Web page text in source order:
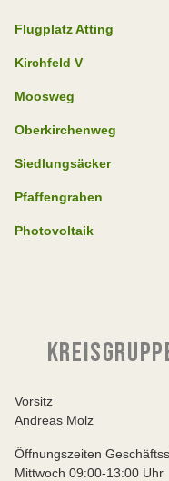
Flugplatz Atting
Kirchfeld V
Moosweg
Oberkirchenweg
Siedlungsäcker
Pfaffengraben
Photovoltaik
Vorsitz
Andreas Molz
Öffnungszeiten
Mittwoch 09:00-13:00 Uhr